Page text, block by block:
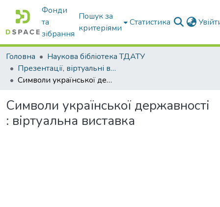
Фонди
та
зібрання
Пошук за
критеріями
Статистика
Головна
Наукова бібліотека ТДАТУ
Презентації, віртуальні виставки наукової бібліотеки
Символи української державності : віртуальна виставка
Символи української державності
: віртуальна виставка